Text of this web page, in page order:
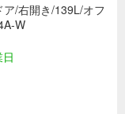
/右開き/139L/オフ
W